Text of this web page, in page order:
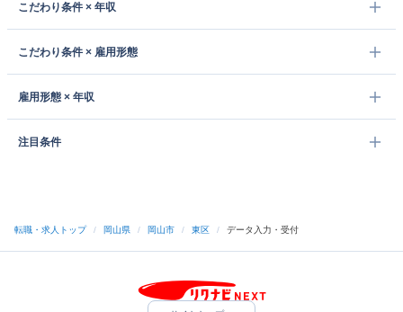
こだわり条件 × 年収
こだわり条件 × 雇用形態
雇用形態 × 年収
注目条件
転職・求人トップ / 岡山県 / 岡山市 / 東区 / データ入力・受付